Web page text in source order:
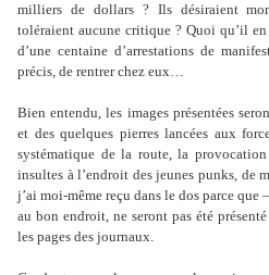
milliers de dollars ? Ils désiraient
toléraient aucune critique ? Quoi qu’il
d’une centaine d’arrestations de
précis, de rentrer chez eux…
Bien entendu, les images présentées
et des quelques pierres lancées aux
systématique de la route, la
insultes à l’endroit des jeunes punks, de
j’ai moi-même reçu dans le dos parce
au bon endroit, ne seront pas été
les pages des journaux.